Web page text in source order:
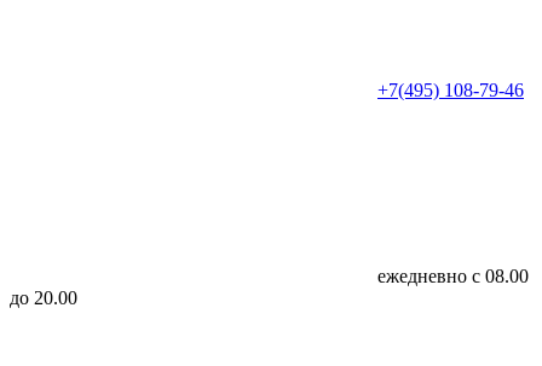
+7(495) 108-79-46
ежедневно с 08.00
до 20.00